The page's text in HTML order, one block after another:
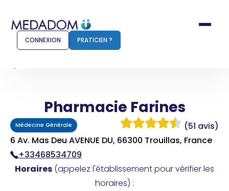
Comment ça marche ?
Pour les patients
Pharmacien
CONNEXION PRATICIEN ?
Pharmacie Farines
Médecine Générale
(51 avis)
6 Av. Mas Deu AVENUE DU, 66300 Trouillas, France
+33468534709
Horaires (appelez l'établissement pour vérifier les
horaires) :